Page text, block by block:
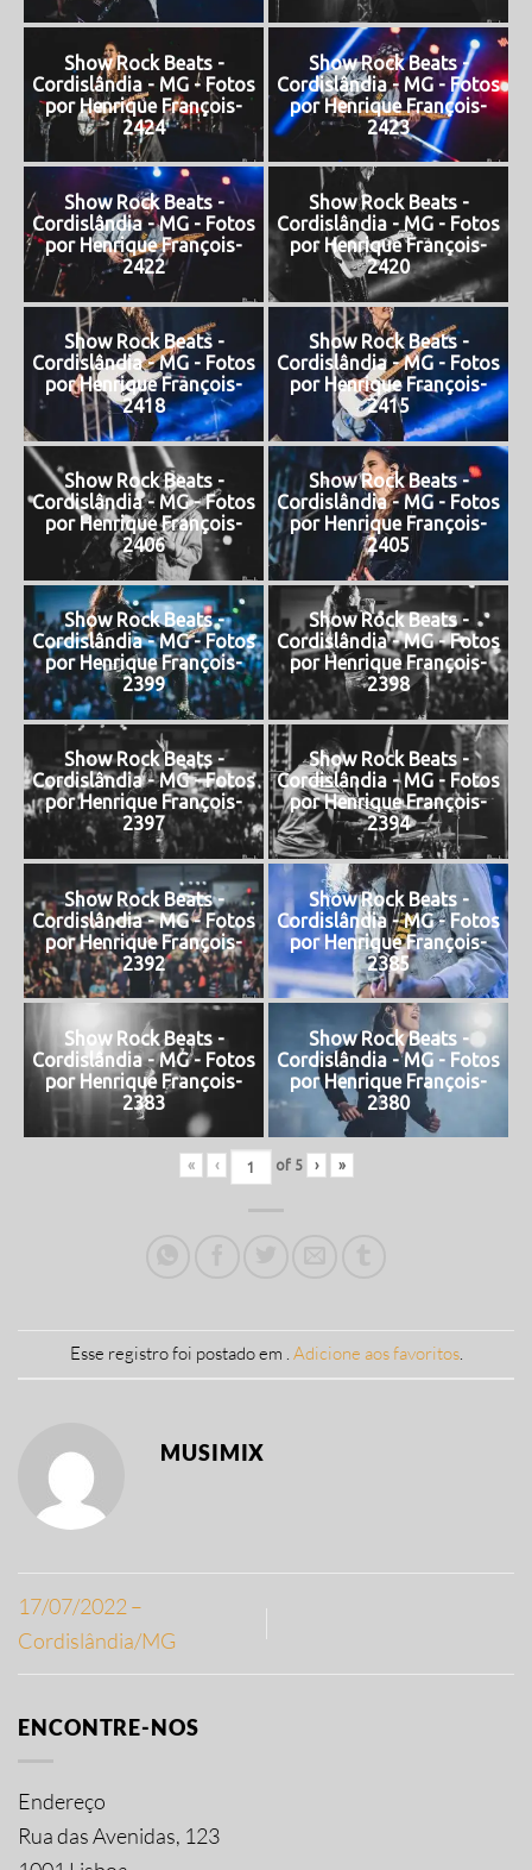
Show Rock Beats -
Cordislândia - MG - Fotos
por Henrique François-
2424
Show Rock Beats -
Cordislândia - MG - Fotos
por Henrique François-
2423
Show Rock Beats -
Cordislândia - MG - Fotos
por Henrique François-
2422
Show Rock Beats -
Cordislândia - MG - Fotos
por Henrique François-
2420
Show Rock Beats -
Cordislândia - MG - Fotos
por Henrique François-
2418
Show Rock Beats -
Cordislândia - MG - Fotos
por Henrique François-
2415
Show Rock Beats -
Cordislândia - MG - Fotos
por Henrique François-
2406
Show Rock Beats -
Cordislândia - MG - Fotos
por Henrique François-
2405
Show Rock Beats -
Cordislândia - MG - Fotos
por Henrique François-
2399
Show Rock Beats -
Cordislândia - MG - Fotos
por Henrique François-
2398
Show Rock Beats -
Cordislândia - MG - Fotos
por Henrique François-
2397
Show Rock Beats -
Cordislândia - MG - Fotos
por Henrique François-
2394
Show Rock Beats -
Cordislândia - MG - Fotos
por Henrique François-
2392
Show Rock Beats -
Cordislândia - MG - Fotos
por Henrique François-
2385
Show Rock Beats -
Cordislândia - MG - Fotos
por Henrique François-
2383
Show Rock Beats -
Cordislândia - MG - Fotos
por Henrique François-
2380
« ‹ of 5 › »
Esse registro foi postado em . Adicione aos favoritos.
MUSIMIX
17/07/2022 –
Cordislândia/MG
ENCONTRE-NOS
Endereço
Rua das Avenidas, 123